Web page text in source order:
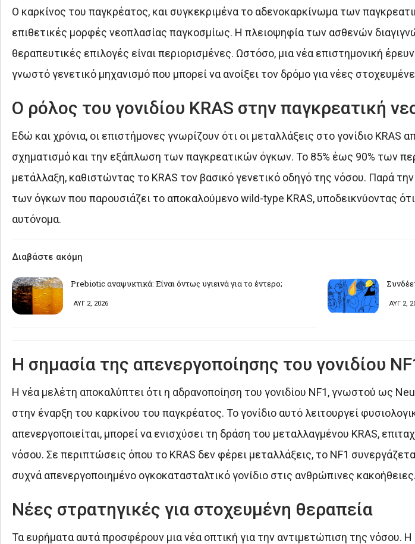
Ο καρκίνος του παγκρέατος, και συγκεκριμένα το αδενοκαρκίνωμα των
επιθετικές μορφές νεοπλασίας παγκοσμίως. Η πλειοψηφία των ασθενών
θεραπευτικές επιλογές είναι περιορισμένες. Ωστόσο, μια νέα επιστημονική
γνωστό γενετικό μηχανισμό που μπορεί να ανοίξει τον δρόμο για νέες
Ο ρόλος του γονιδίου KRAS στην παγκρεατική
Εδώ και χρόνια, οι επιστήμονες γνωρίζουν ότι οι μεταλλάξεις στο γονίδιο KRAS
σχηματισμό και την εξάπλωση των παγκρεατικών όγκων. Το 85% έως 90% των
μετάλλαξη, καθιστώντας το KRAS τον βασικό γενετικό οδηγό της νόσου. Παρά
των όγκων που παρουσιάζει το αποκαλούμενο wild-type KRAS, υποδεικνύοντας
αυτόνομα.
Διαβάστε ακόμη
Prebiotic αναψυκτικά: Είναι όντως υγιεινά για το έντερο;
ΑΥΓ 2, 2026 ΑΥΓ 2,
Η σημασία της απενεργοποίησης του γονιδίου
Η νέα μελέτη αποκαλύπτει ότι η αδρανοποίηση του γονιδίου NF1, γνωστού ως
στην έναρξη του καρκίνου του παγκρέατος. Το γονίδιο αυτό λειτουργεί
απενεργοποιείται, μπορεί να ενισχύσει τη δράση του μεταλλαγμένου KRAS,
νόσου. Σε περιπτώσεις όπου το KRAS δεν φέρει μεταλλάξεις, το NF1
συχνά απενεργοποιημένο ογκοκατασταλτικό γονίδιο στις ανθρώπινες κακοήθειες.
Νέες στρατηγικές για στοχευμένη θεραπεία
Τα ευρήματα αυτά προσφέρουν μια νέα οπτική για την αντιμετώπιση της νόσου.